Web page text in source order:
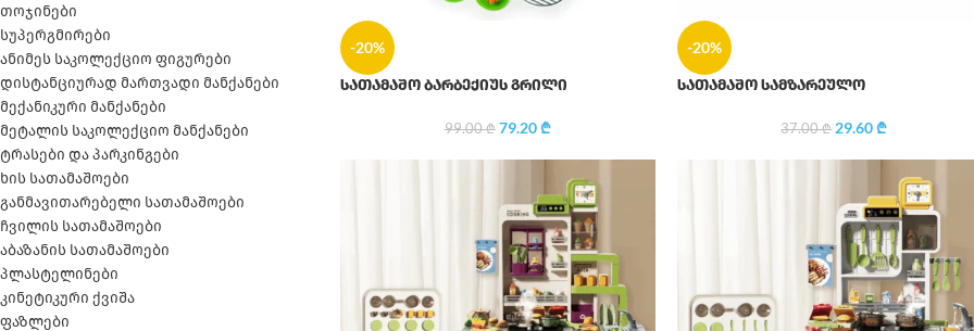
თოჯინები
სუპერგმირები
ანიმეს საკოლექციო ფიგურები
დისტანციურად მართვადი მანქანები
მექანიკური მანქანები
მეტალის საკოლექციო მანქანები
ტრასები და პარკინგები
ხის სათამაშოები
განმავითარებელი სათამაშოები
ჩვილის სათამაშოები
აბაზანის სათამაშოები
პლასტელინები
კინეტიკური ქვიშა
ფაზლები
-20%
სათამაშო ბარბექიუს გრილი
99.00₾ 79.20₾
-20%
სათამაშო სამზარეულო
37.00₾ 29.60₾